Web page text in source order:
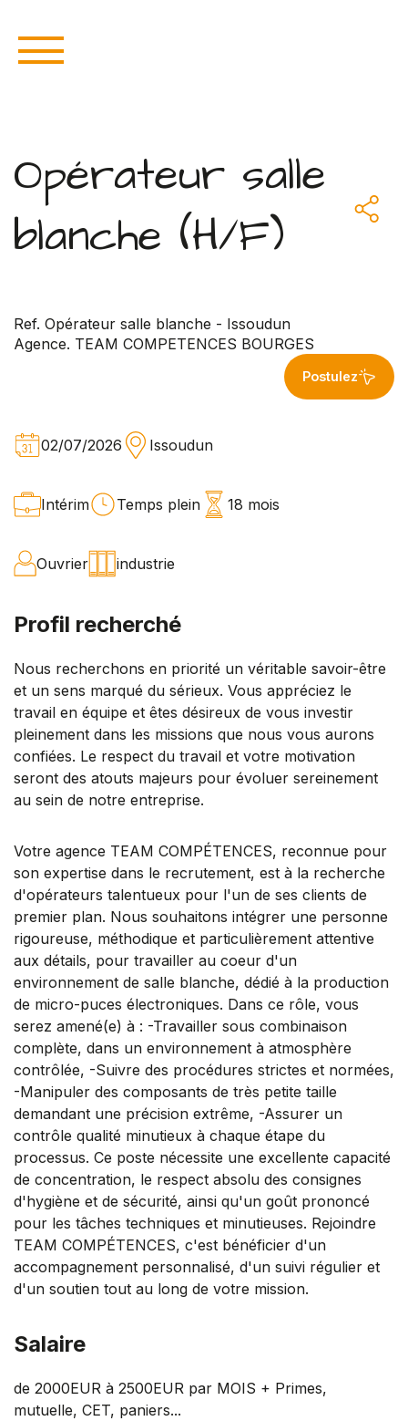
Opérateur salle
blanche (H/F)
Ref. Opérateur salle blanche - Issoudun
Agence. TEAM COMPETENCES BOURGES
Postulez
02/07/2026 Issoudun
Intérim Temps plein 18 mois
Ouvrier industrie
Profil recherché
Nous recherchons en priorité un véritable savoir-être
et un sens marqué du sérieux. Vous appréciez le
travail en équipe et êtes désireux de vous investir
pleinement dans les missions que nous vous aurons
confiées. Le respect du travail et votre motivation
seront des atouts majeurs pour évoluer sereinement
au sein de notre entreprise.
Votre agence TEAM COMPÉTENCES, reconnue pour
son expertise dans le recrutement, est à la recherche
d'opérateurs talentueux pour l'un de ses clients de
premier plan. Nous souhaitons intégrer une personne
rigoureuse, méthodique et particulièrement attentive
aux détails, pour travailler au coeur d'un
environnement de salle blanche, dédié à la production
de micro-puces électroniques. Dans ce rôle, vous
serez amené(e) à : -Travailler sous combinaison
complète, dans un environnement à atmosphère
contrôlée, -Suivre des procédures strictes et normées,
-Manipuler des composants de très petite taille
demandant une précision extrême, -Assurer un
contrôle qualité minutieux à chaque étape du
processus. Ce poste nécessite une excellente capacité
de concentration, le respect absolu des consignes
d'hygiène et de sécurité, ainsi qu'un goût prononcé
pour les tâches techniques et minutieuses. Rejoindre
TEAM COMPÉTENCES, c'est bénéficier d'un
accompagnement personnalisé, d'un suivi régulier et
d'un soutien tout au long de votre mission.
Salaire
de 2000EUR à 2500EUR par MOIS + Primes,
mutuelle, CET, paniers...